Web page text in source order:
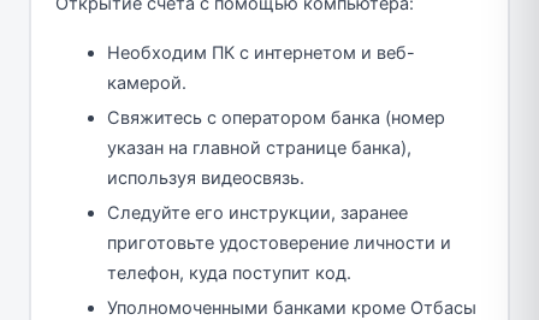
Необходим ПК с интернетом и веб-
камерой.
Свяжитесь с оператором банка (номер
указан на главной странице банка),
используя видеосвязь.
Следуйте его инструкции, заранее
приготовьте удостоверение личности и
телефон, куда поступит код.
Уполномоченными банками кроме Отбасы